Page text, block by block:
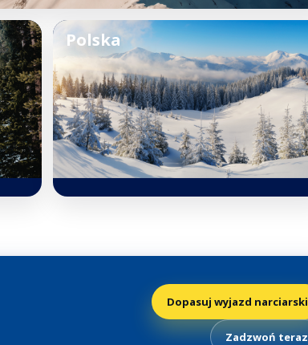
Polska
Dopasuj wyjazd narciarski
Zadzwoń teraz